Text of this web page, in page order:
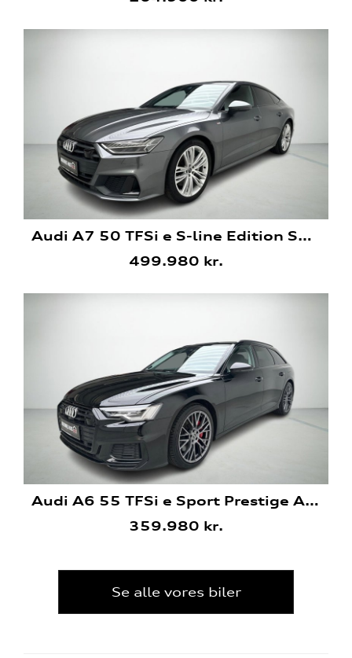
Audi A7 50 TFSi e S-line Edition Sportback quattro S tronic
499.980 kr.
Audi A6 55 TFSi e Sport Prestige Avant quattro S tronic
359.980 kr.
Se alle vores biler